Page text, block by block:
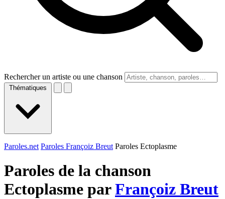
Rechercher un artiste ou une chanson
Thématiques
Paroles.net Paroles Françoiz Breut Paroles Ectoplasme
Paroles de la chanson
Ectoplasme parFrançoiz Breut